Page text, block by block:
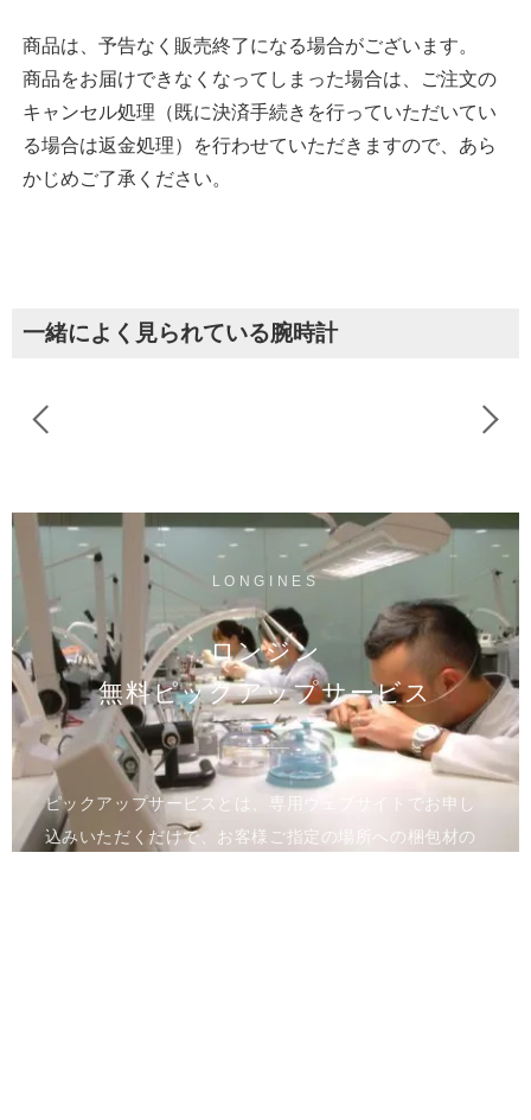
商品は、予告なく販売終了になる場合がございます。
商品をお届けできなくなってしまった場合は、ご注文の
キャンセル処理（既に決済手続きを行っていただいてい
る場合は返金処理）を行わせていただきますので、あら
かじめご了承ください。
一緒によく見られている腕時計
LONGINES
ロンジン
無料ピックアップサービス
ピックアップサービスとは、専用ウェブサイトでお申し
込みいただくだけで、お客様ご指定の場所への梱包材の